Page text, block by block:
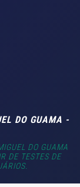
DO GUAMA -
DO GUAMA
DE TESTES DE